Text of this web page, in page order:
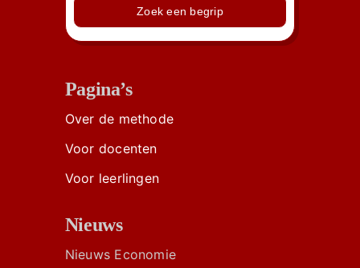
Zoek een begrip
Pagina’s
Over de methode
Voor docenten
Voor leerlingen
Nieuws
Nieuws Economie